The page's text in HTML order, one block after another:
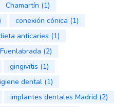
Chamartín (1)
conexión cónica (1)
anticaries (1)
Fuenlabrada (2)
gingivitis (1)
dental (1)
implantes dentales Madrid (2)